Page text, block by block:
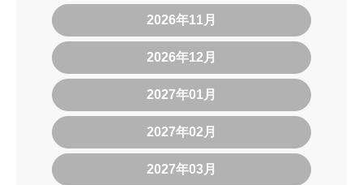
2026年11月
2026年12月
2027年01月
2027年02月
2027年03月